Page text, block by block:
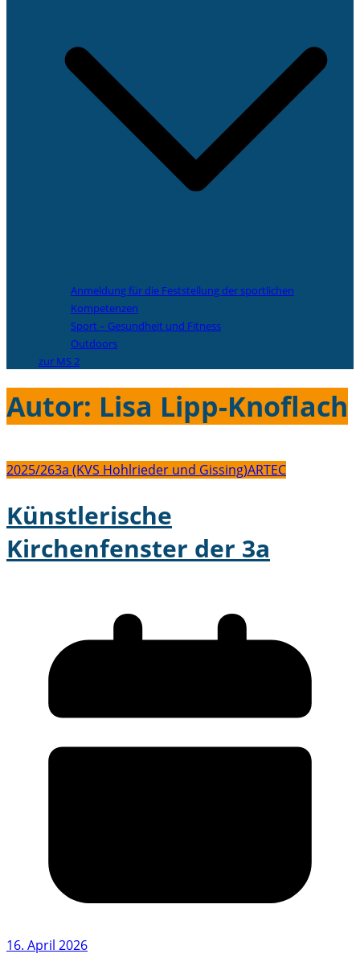
Anmeldung für die Feststellung der sportlichen
Kompetenzen
Sport – Gesundheit und Fitness
Outdoors
zur MS 2
Autor: Lisa Lipp-Knoflach
2025/263a (KVS Hohlrieder und Gissing)ARTEC
Künstlerische
Kirchenfenster der 3a
16. April 2026